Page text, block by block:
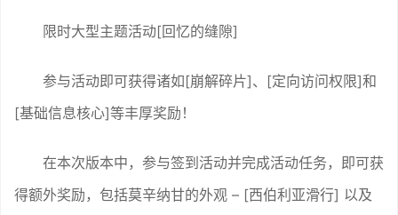
限时大型主题活动[回忆的缝隙]
参与活动即可获得诸如[崩解碎片]、[定向访问权限]和
[基础信息核心]等丰厚奖励！
在本次版本中，参与签到活动并完成活动任务，即可获
得额外奖励，包括莫辛纳甘的外观 – [西伯利亚滑行] 以及